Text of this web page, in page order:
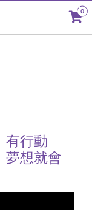
0
有行動
夢想就會